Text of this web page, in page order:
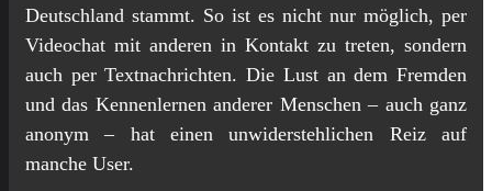
Deutschland stammt. So ist es nicht nur möglich, per
Videochat mit anderen in Kontakt zu treten, sondern
auch per Textnachrichten. Die Lust an dem Fremden
und das Kennenlernen anderer Menschen – auch ganz
anonym – hat einen unwiderstehlichen Reiz auf
manche User.